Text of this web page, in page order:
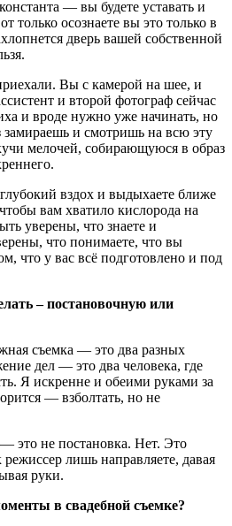
— вы будете уставать и
только осознаете вы это только в
дверь вашей собственной
Вы с камерой на шее, и
и второй фотограф сейчас
и вроде нужно уже начинать, но
и смотришь на всю эту
мелочей, собирающуюся в образ
вздох и выдыхаете ближе
вам хватило кислорода на
уверены, что знаете и
что понимаете, что вы
что у вас всё подготовлено и под
– постановочную или
съемка — это два разных
дел — это два человека, где
Я искренне и обеими руками за
— взболтать, но не
это не постановка. Нет. Это
режиссер лишь направляете, давая
руки.
в свадебной съемке?